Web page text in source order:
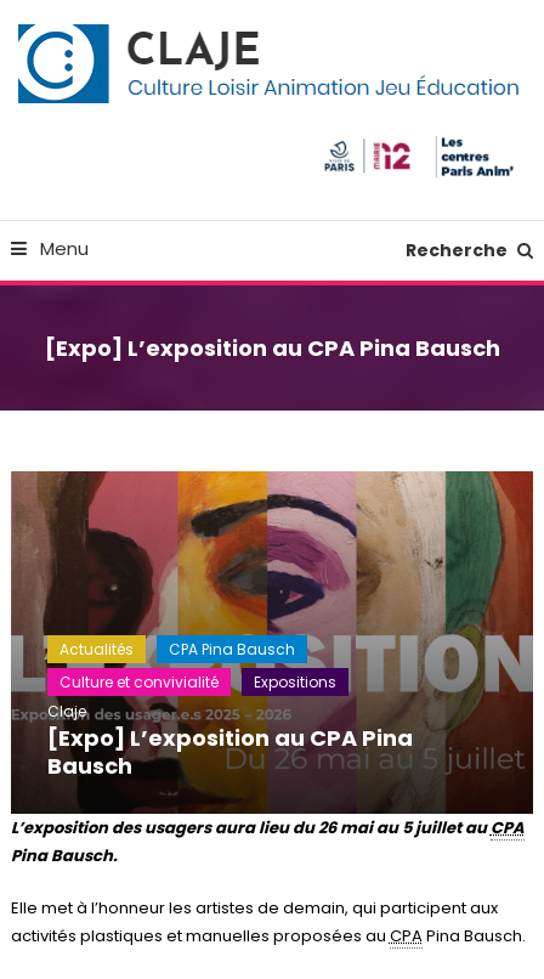
To
Content
Menu Recherche
[Expo] L’exposition au CPA Pina Bausch
Actualités
CPA Pina Bausch
Culture et convivialité
Expositions
Claje
[Expo] L’exposition au CPA Pina
Bausch
L’exposition des usagers aura lieu du 26 mai au 5 juillet auCPA
Pina Bausch.
Elle met à l’honneur les artistes de demain, qui participent aux
activités plastiques et manuelles proposées au CPAPina Bausch.